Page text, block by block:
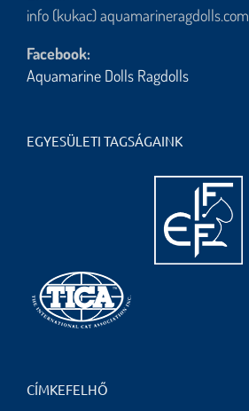
info (kukac) aquamarineragdolls.com
Facebook:
Aquamarine Dolls Ragdolls
EGYESÜLETI TAGSÁGAINK
CÍMKEFELHŐ